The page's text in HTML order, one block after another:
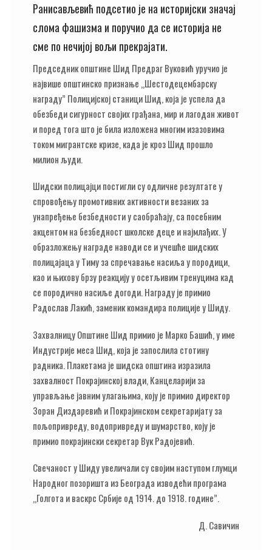
Ранисављевић подсетио је на историјски значај
слома фашизма и поручио да се историја не
сме по нечијој вољи прекрајати.
Председник општине Шид Предраг Вуковић уручио је
највише општинско признање „Шестодецембарску
награду” Полицијској станици Шид, која је успела да
обезбеди сигурност својих грађана, мир и лагодан живот
и поред тога што је била изложена многим изазовима
током мигрантске кризе, када је кроз Шид прошло
милион људи.
Шидски полицајци постигли су одличне резултате у
спровођењу промотивних активности везаних за
унапређење безбедности у саобраћају, са посебним
акцентом на безбедност школске деце и најмлађих. У
образложењу награде наводи се и учешће шидских
полицајаца у Тиму за спречавање насиља у породици,
као и њихову брзу реакцију у осетљивим тренуцима кад
се породично насиље догоди. Награду је примио
Радослав Лакић, заменик командира полиције у Шиду.
Захвалницу Општине Шид примио је Марко Башић, у име
Индустрије меса Шид, која је запослила стотину
радника. Плакетама је шидска општина изразила
захвалност Покрајинској влади, Канцеларији за
управљање јавним улагањима, коју је примио директор
Зоран Диздаревић и Покрајинском секретаријату за
пољопривреду, водопривреду и шумарство, коју је
примио покрајински секретар Вук Радојевић.
Свечаност у Шиду увеличали су својим наступом глумци
Народног позоришта из Београда изводећи програма
„Голгота и васкрс Србије од 1914. до 1918. године”.
Д. Савичин